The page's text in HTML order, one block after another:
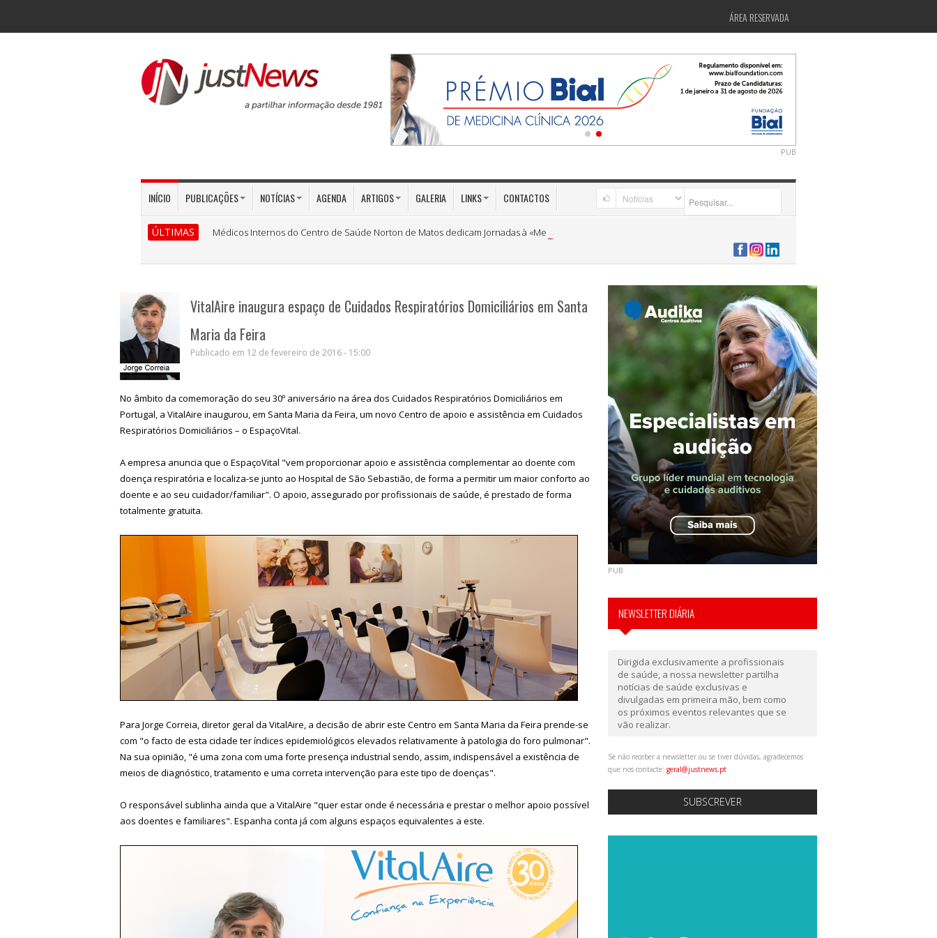
ÁREA RESERVADA
PUB
INÍCIO PUBLICAÇÕES NOTÍCIAS AGENDA ARTIGOS GALERIA LINKS CONTACTOS
ÚLTIMAS Médicos Internos do Centro de Saúde Norton de Matos dedicam Jornadas à «Medicina Preventiva»
VitalAire inaugura espaço de Cuidados Respiratórios Domiciliários em Santa
Maria da Feira
Publicado em 12 de fevereiro de 2016 - 15:00
No âmbito da comemoração do seu 30º aniversário na área dos Cuidados Respiratórios Domiciliários em
Portugal, a VitalAire inaugurou, em Santa Maria da Feira, um novo Centro de apoio e assistência em Cuidados
Respiratórios Domiciliários – o EspaçoVital.
A empresa anuncia que o EspaçoVital "vem proporcionar apoio e assistência complementar ao doente com
doença respiratória e localiza-se junto ao Hospital de São Sebastião, de forma a permitir um maior conforto ao
doente e ao seu cuidador/familiar". O apoio, assegurado por profissionais de saúde, é prestado de forma
totalmente gratuita.
Para Jorge Correia, diretor geral da VitalAire, a decisão de abrir este Centro em Santa Maria da Feira prende-se
com "o facto de esta cidade ter índices epidemiológicos elevados relativamente à patologia do foro pulmonar".
Na sua opinião, "é uma zona com uma forte presença industrial sendo, assim, indispensável a existência de
meios de diagnóstico, tratamento e uma correta intervenção para este tipo de doenças".
O responsável sublinha ainda que a VitalAire "quer estar onde é necessária e prestar o melhor apoio possível
aos doentes e familiares". Espanha conta já com alguns espaços equivalentes a este.
PUB
NEWSLETTER DIÁRIA
Dirigida exclusivamente a profissionais
de saúde, a nossa newsletter partilha
notícias de saúde exclusivas e
divulgadas em primeira mão, bem como
os próximos eventos relevantes que se
vão realizar.
Se não receber a newsletter ou se tiver dúvidas, agradecemos
que nos contacte: geral@justnews.pt
SUBSCREVER